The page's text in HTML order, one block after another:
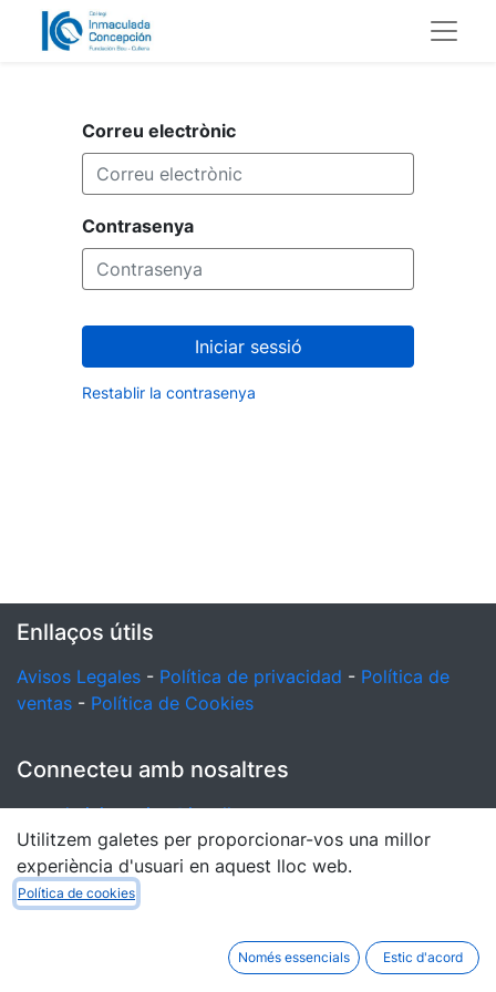
Correu electrònic
Contrasenya
Iniciar sessió
Restablir la contrasenya
Enllaços útils
Avisos Legales - Política de privacidad - Política de
ventas - Política de Cookies
Connecteu amb nosaltres
administracion@iccullera.com
96 172 01 07
Fundación Bou
Català
Utilitzem galetes per proporcionar-vos una millor
experiència d'usuari en aquest lloc web.
Política de cookies
Només essencials Estic d'acord